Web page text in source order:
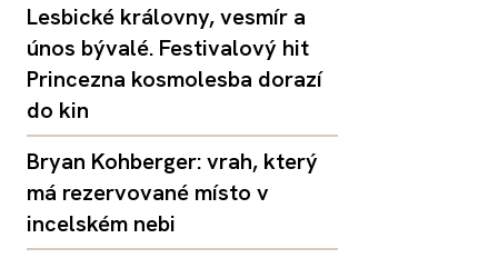
Lesbické královny, vesmír a
únos bývalé. Festivalový hit
Princezna kosmolesba dorazí
do kin
Bryan Kohberger: vrah, který
má rezervované místo v
incelském nebi